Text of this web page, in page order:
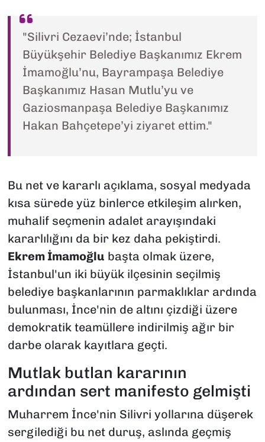
"Silivri Cezaevi’nde; İstanbul
Büyükşehir Belediye Başkanımız Ekrem
İmamoğlu’nu, Bayrampaşa Belediye
Başkanımız Hasan Mutlu’yu ve
Gaziosmanpaşa Belediye Başkanımız
Hakan Bahçetepe’yi ziyaret ettim."
Bu net ve kararlı açıklama, sosyal medyada
kısa sürede yüz binlerce etkileşim alırken,
muhalif seçmenin adalet arayışındaki
kararlılığını da bir kez daha pekiştirdi.
Ekrem İmamoğlu başta olmak üzere,
İstanbul'un iki büyük ilçesinin seçilmiş
belediye başkanlarının parmaklıklar ardında
bulunması, İnce'nin de altını çizdiği üzere
demokratik teamüllere indirilmiş ağır bir
darbe olarak kayıtlara geçti.
Mutlak butlan kararının
ardından sert manifesto gelmişti
Muharrem İnce'nin Silivri yollarına düşerek
sergilediği bu net duruş, aslında geçmiş